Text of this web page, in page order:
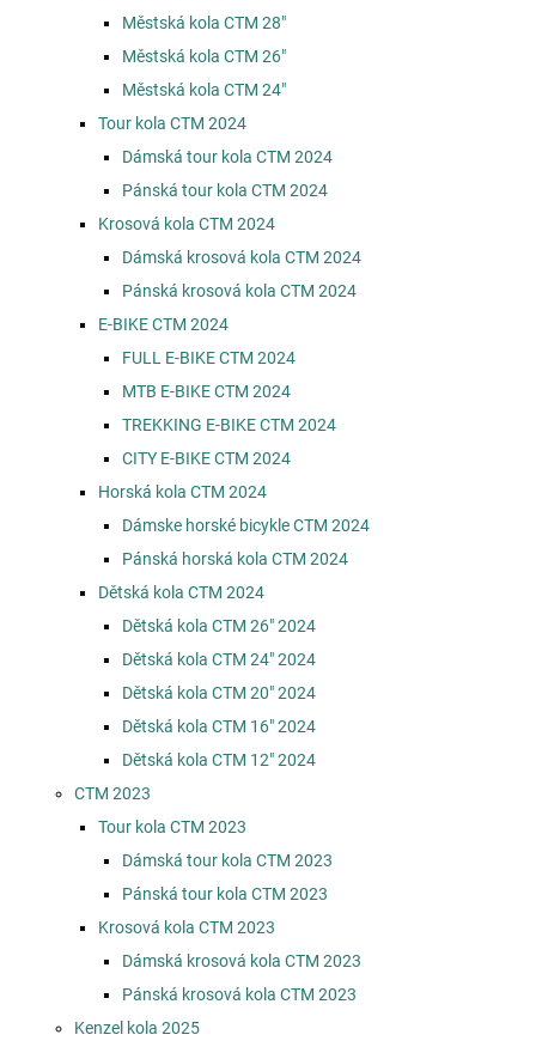
Městská kola CTM 28"
Městská kola CTM 26"
Městská kola CTM 24"
Tour kola CTM 2024
Dámská tour kola CTM 2024
Pánská tour kola CTM 2024
Krosová kola CTM 2024
Dámská krosová kola CTM 2024
Pánská krosová kola CTM 2024
E-BIKE CTM 2024
FULL E-BIKE CTM 2024
MTB E-BIKE CTM 2024
TREKKING E-BIKE CTM 2024
CITY E-BIKE CTM 2024
Horská kola CTM 2024
Dámske horské bicykle CTM 2024
Pánská horská kola CTM 2024
Dětská kola CTM 2024
Dětská kola CTM 26" 2024
Dětská kola CTM 24" 2024
Dětská kola CTM 20" 2024
Dětská kola CTM 16" 2024
Dětská kola CTM 12" 2024
CTM 2023
Tour kola CTM 2023
Dámská tour kola CTM 2023
Pánská tour kola CTM 2023
Krosová kola CTM 2023
Dámská krosová kola CTM 2023
Pánská krosová kola CTM 2023
Kenzel kola 2025